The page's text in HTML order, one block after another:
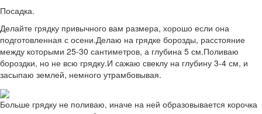
Посадка.
Делайте грядку привычного вам размера, хорошо если она
подготовленная с осени.Делаю на грядке борозды, расстояние
между которыми 25-30 сантиметров, а глубина 5 см.Поливаю
бороздки, но не всю грядку.И сажаю свеклу на глубину 3-4 см, и
засыпаю землей, немного утрамбовывая.
Больше грядку не поливаю, иначе на ней образовывается корочка